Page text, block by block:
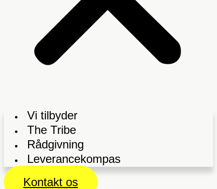
Vi tilbyder
The Tribe
Rådgivning
Leverancekompas
Kontakt os